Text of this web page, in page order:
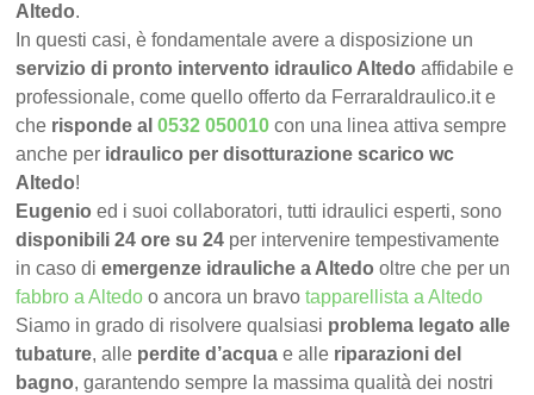
Altedo.
In questi casi, è fondamentale avere a disposizione un
servizio di pronto intervento idraulico Altedoaffidabile e
professionale, come quello offerto da FerraraIdraulico.it e
che risponde al0532 050010 con una linea attiva sempre
anche per idraulico per disotturazione scarico wc
Altedo!
Eugenio ed i suoi collaboratori, tutti idraulici esperti, sono
disponibili 24 ore su 24 per intervenire tempestivamente
in caso diemergenze idrauliche a Altedooltre che per un
fabbro a Altedo o ancora un bravotapparellista a Altedo
Siamo in grado di risolvere qualsiasi problema legato alle
tubature, alle perdite d’acqua e alle riparazioni del
bagno, garantendo sempre la massima qualità dei nostri